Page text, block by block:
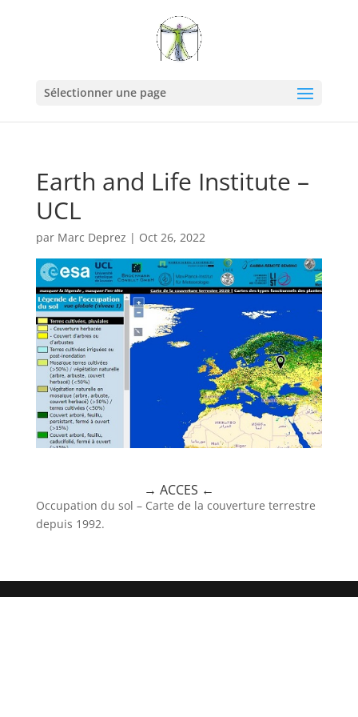
Sélectionner une page
Earth and Life Institute –
UCL
par Marc Deprez | Oct 26, 2022
→ ACCES ←
Occupation du sol – Carte de la couverture terrestre
depuis 1992.